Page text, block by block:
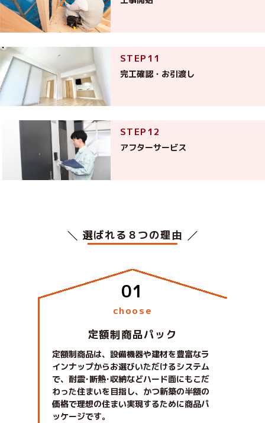
完工確認・お引渡し
アフターサービス
選ばれる８つの理由
choose
定額制商品パック
定額制商品は、設備機器や建材を豊富なラ
インナップからお選びいただけるシステム
で、耐震･断熱･収納などハード面にもこだ
わった住まいを目指し、かつ新築の半額の
価格で理想の住まい実現するために商品パ
ッケージです。